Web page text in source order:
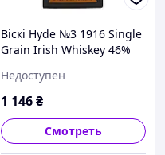
Віскі Hyde №3 1916 Single
Grain Irish Whiskey 46%
Недоступен
1 146₴
Смотреть